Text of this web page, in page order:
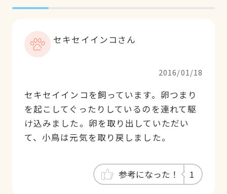
セキセイインコさん
2016/01/18
セキセイインコを飼っています。卵つまり
を起こしてぐったりしているのを連れて駆
け込みました。卵を取り出していただい
て、小鳥は元気を取り戻しました。
参考になった！ 1